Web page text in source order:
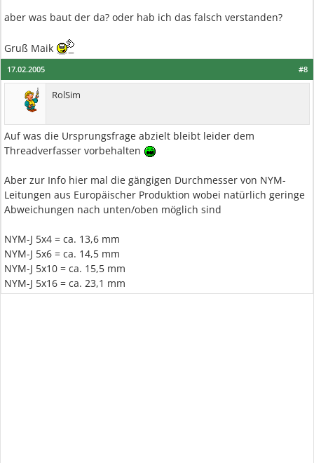
aber was baut der da? oder hab ich das falsch verstanden?
Gruß Maik
#8
17.02.2005
RolSim
Auf was die Ursprungsfrage abzielt bleibt leider dem
Threadverfasser vorbehalten
Aber zur Info hier mal die gängigen Durchmesser von NYM-
Leitungen aus Europäischer Produktion wobei natürlich geringe
Abweichungen nach unten/oben möglich sind
NYM-J 5x4 = ca. 13,6 mm
NYM-J 5x6 = ca. 14,5 mm
NYM-J 5x10 = ca. 15,5 mm
NYM-J 5x16 = ca. 23,1 mm